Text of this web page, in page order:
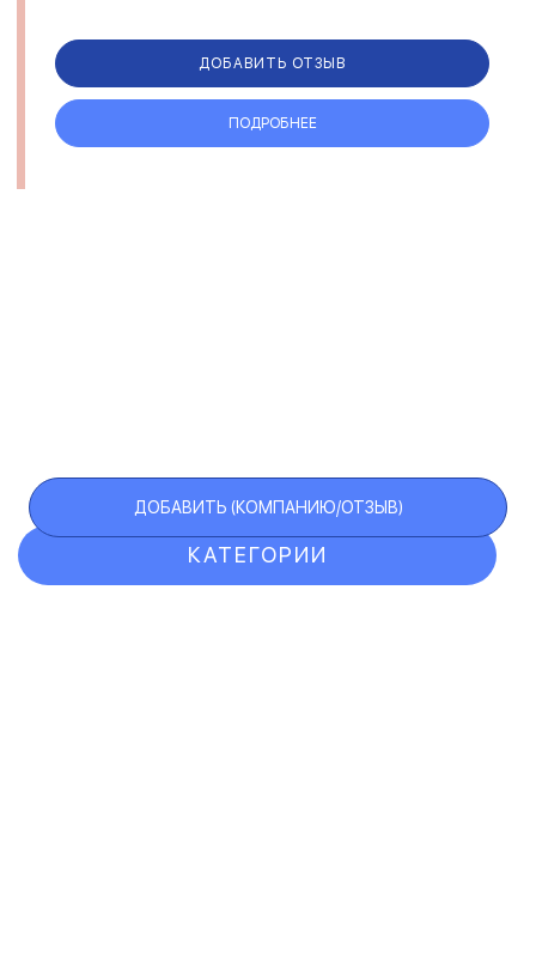
ДОБАВИТЬ ОТЗЫВ
ПОДРОБНЕЕ
КАТЕГОРИИ
ДОБАВИТЬ (КОМПАНИЮ/ОТЗЫВ)